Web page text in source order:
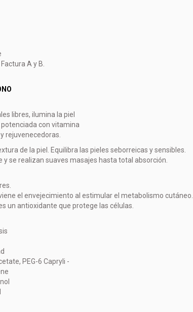
A y B.
libres, ilumina la piel
con vitamina
rejuvenecedoras.
de la piel. Equilibra las pieles seborreicas y sensibles.
y se realizan suaves masajes hasta total absorción.
el envejecimiento al estimular el metabolismo cutáneo.
un antioxidante que protege las células.
PEG-6 Capryli -